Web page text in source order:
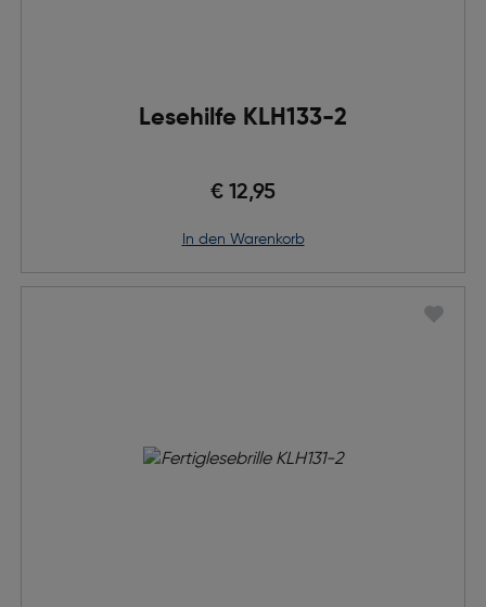
Lesehilfe KLH133-2
€ 12,95
in den Warenkorb